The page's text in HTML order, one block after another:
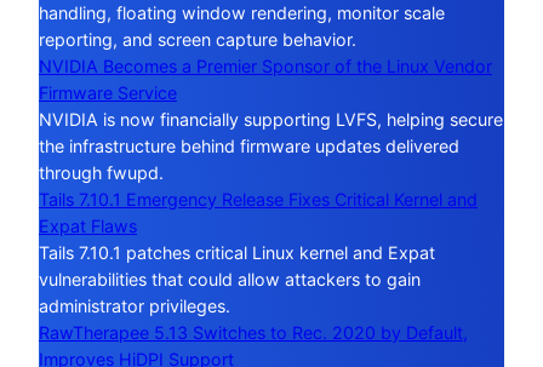
handling, floating window rendering, monitor scale
reporting, and screen capture behavior.
NVIDIA Becomes a Premier Sponsor of the Linux Vendor
Firmware Service
NVIDIA is now financially supporting LVFS, helping secure
the infrastructure behind firmware updates delivered
through fwupd.
Tails 7.10.1 Emergency Release Fixes Critical Kernel and
Expat Flaws
Tails 7.10.1 patches critical Linux kernel and Expat
vulnerabilities that could allow attackers to gain
administrator privileges.
RawTherapee 5.13 Switches to Rec. 2020 by Default,
Improves HiDPI Support